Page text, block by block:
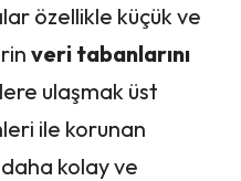
özellikle küçük ve
veri tabanlarını
ulaşmak üst
ile korunan
kolay ve